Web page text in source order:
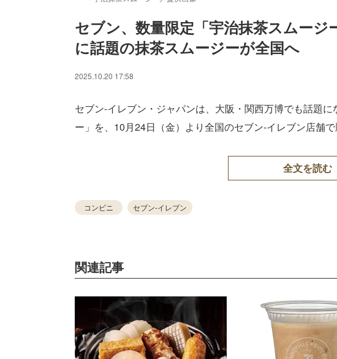
Unmute
87.03%
セブン、数量限定「宇治抹茶スムージ
に話題の抹茶スムージーが全国へ
2025.10.20 17:58
セブン‐イレブン・ジャパンは、大阪・関西万博でも話題
ー」を、10月24日（金）より全国のセブン‐イレブン店舗で
全文を読む
コンビニ セブン-イレブン
関連記事